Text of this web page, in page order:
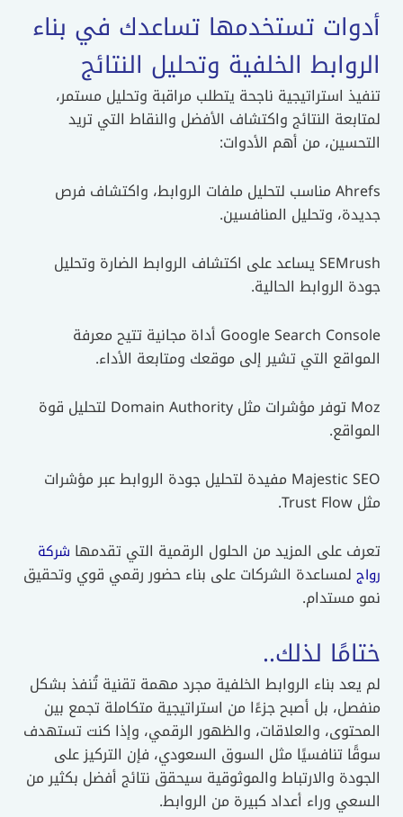
أدوات تستخدمها تساعدك في بناء
الروابط الخلفية وتحليل النتائج
تنفيذ استراتيجية ناجحة يتطلب مراقبة وتحليل مستمر،
لمتابعة النتائج واكتشاف الأفضل والنقاط التي تريد
التحسين، من أهم الأدوات:
Ahrefs مناسب لتحليل ملفات الروابط، واكتشاف فرص
جديدة، وتحليل المنافسين.
SEMrush يساعد على اكتشاف الروابط الضارة وتحليل
جودة الروابط الحالية.
Google Search Console أداة مجانية تتيح معرفة
المواقع التي تشير إلى موقعك ومتابعة الأداء.
Moz توفر مؤشرات مثل Domain Authority لتحليل قوة
المواقع.
Majestic SEO مفيدة لتحليل جودة الروابط عبر مؤشرات
مثل Trust Flow.
تعرف على المزيد من الحلول الرقمية التي تقدمها شركة
رواج لمساعدة الشركات على بناء حضور رقمي قوي وتحقيق
نمو مستدام.
ختامًا لذلك..
لم يعد بناء الروابط الخلفية مجرد مهمة تقنية تُنفذ بشكل
منفصل، بل أصبح جزءًا من استراتيجية متكاملة تجمع بين
المحتوى، والعلاقات، والظهور الرقمي، وإذا كنت تستهدف
سوقًا تنافسيًا مثل السوق السعودي، فإن التركيز على
الجودة والارتباط والموثوقية سيحقق نتائج أفضل بكثير من
السعي وراء أعداد كبيرة من الروابط.